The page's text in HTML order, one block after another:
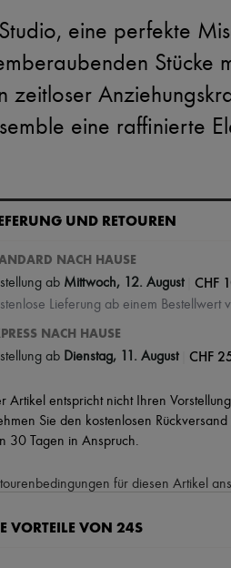
eine perfekte
Stücke
eine raffinierte
UND RETOUREN
NACH HAUSE
ab Mittwoch, 12. August CHF
Lieferung ab einem Bestellwert
NACH HAUSE
ab Dienstag, 11. August CHF
Artikel entspricht nicht Ihren
Sie den kostenlosen
30 Tagen in Anspruch.
für diesen Artikel
VORTEILE VON 24S